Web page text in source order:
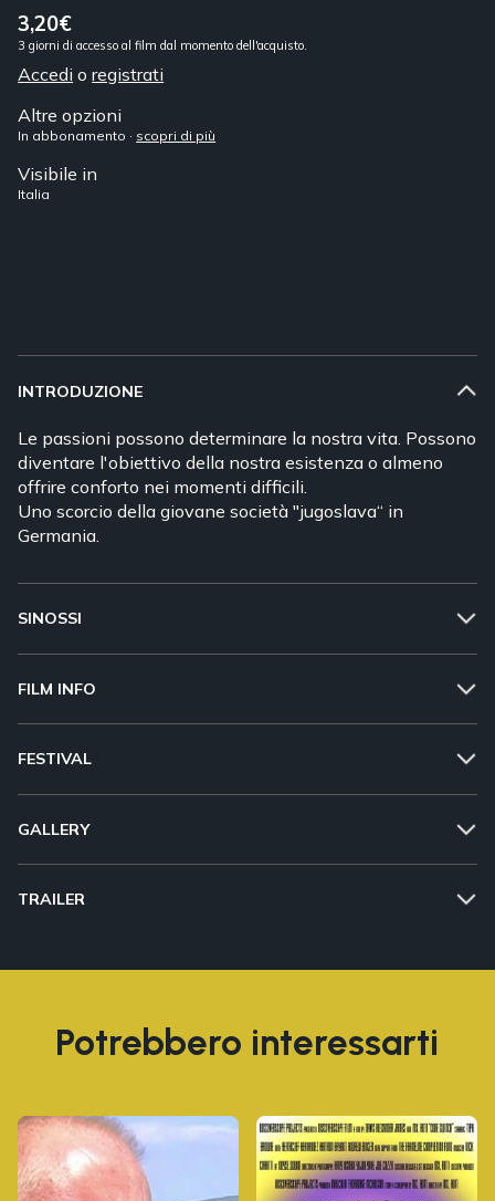
3,20€
3 giorni di accesso al film dal momento dell'acquisto.
Accedi oregistrati
Altre opzioni
In abbonamento · scopri di più
Visibile in
Italia
INTRODUZIONE
Le passioni possono determinare la nostra vita. Possono
diventare l'obiettivo della nostra esistenza o almeno
offrire conforto nei momenti difficili.
Uno scorcio della giovane società "jugoslava“ in
Germania.
SINOSSI
FILM INFO
FESTIVAL
GALLERY
TRAILER
Potrebbero interessarti